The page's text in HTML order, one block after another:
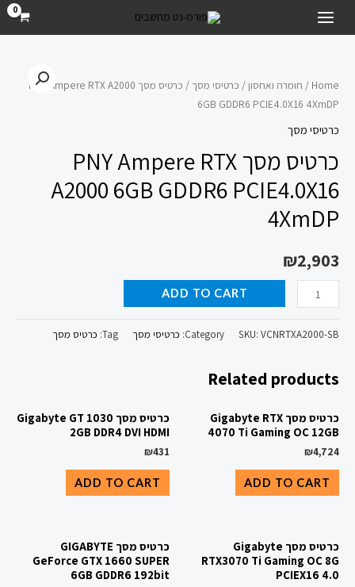
לתוכן
MAIN
Home
/ חומרה ואחסון/ כרטיסי מסך
/ כרטיס מסך PNY Ampere RTX A2000
6GB GDDR6 PCIE4.0X16 4XmDP
כרטיסי מסך
כרטיס מסך PNY Ampere RTX
A2000 6GB GDDR6 PCIE4.0X16
4XmDP
₪2,903
מסך
PNY
Ampere
A2000
6GB
GDDR6
4XmDP
ADD TO CART
SKU: VCNRTXA2000-SB
Category: כרטיסי מסך Tag: כרטיס מסך
Related products
כרטיס מסך Gigabyte RTX
4070 Ti Gaming OC 12GB
₪4,724
ADD TO CART
כרטיס מסך Gigabyte GT 1030
2GB DDR4 DVI HDMI
₪431
ADD TO CART
כרטיס מסך Gigabyte
RTX3070 Ti Gaming OC 8G
PCIEX16 4.0
כרטיס מסך GIGABYTE
GeForce GTX 1660 SUPER
6GB GDDR6 192bit